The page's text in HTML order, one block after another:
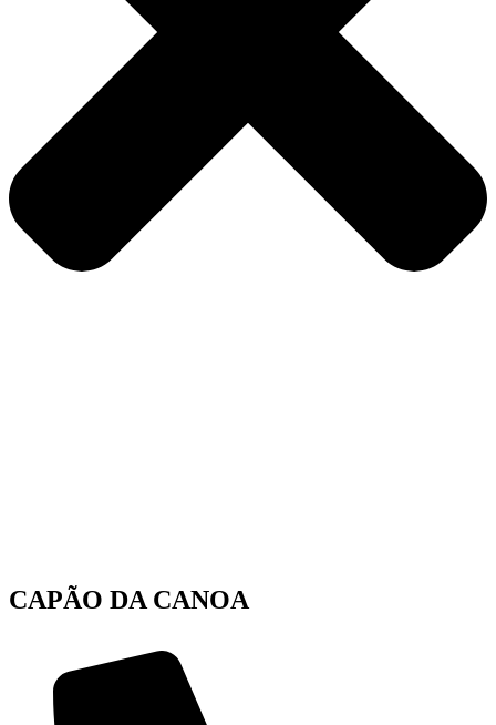
CAPÃO DA CANOA